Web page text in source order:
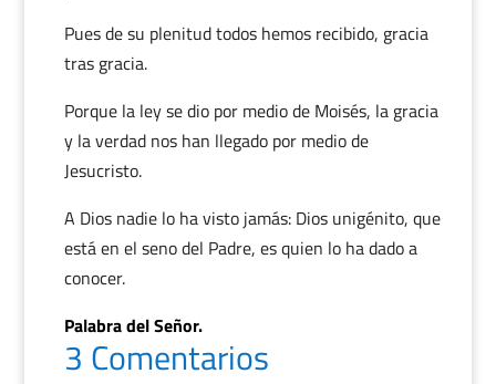
Pues de su plenitud todos hemos recibido, gracia
tras gracia.
Porque la ley se dio por medio de Moisés, la gracia
y la verdad nos han llegado por medio de
Jesucristo.
A Dios nadie lo ha visto jamás: Dios unigénito, que
está en el seno del Padre, es quien lo ha dado a
conocer.
Palabra del Señor.
3 Comentarios